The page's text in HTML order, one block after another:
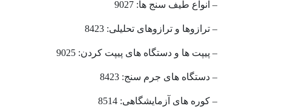
– انواع طیف سنج ها: 9027
– ترازوها و ترازوهای تحلیلی: 8423
– پیپت ها و دستگاه های پیپت کردن: 9025
– دستگاه های جرم سنج: 8423
– کوره های آزمایشگاهی: 8514